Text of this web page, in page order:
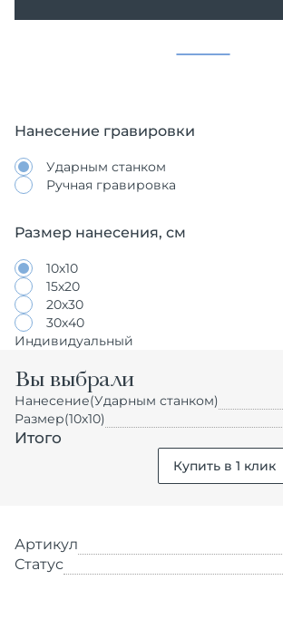
Нанесение гравировки
Ударным станком
Ручная гравировка
Размер нанесения, см
10х10
15х20
20х30
30х40
Индивидуальный
Вы выбрали
Нанесение(Ударным станком)
Размер(10х10)
Итого
Купить в 1 клик
Артикул
Статус